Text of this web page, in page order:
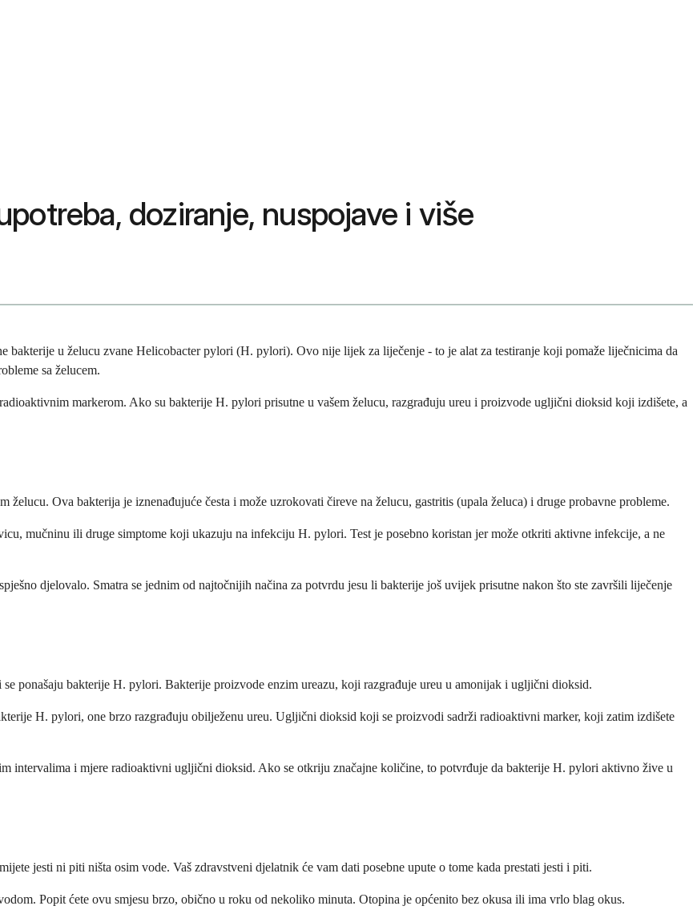
doziranje, nuspojave i više
u želucu zvane Helicobacter pylori (H. pylori). Ovo nije lijek za liječenje - to je alat za testiranje koji pomaže liječnicima da
sa želucem.
markerom. Ako su bakterije H. pylori prisutne u vašem želucu, razgrađuju ureu i proizvode ugljični dioksid koji izdišete, a
Ova bakterija je iznenađujuće česta i može uzrokovati čireve na želucu, gastritis (upala želuca) i druge probavne probleme.
mučninu ili druge simptome koji ukazuju na infekciju H. pylori. Test je posebno koristan jer može otkriti aktivne infekcije, a ne
djelovalo. Smatra se jednim od najtočnijih načina za potvrdu jesu li bakterije još uvijek prisutne nakon što ste završili liječenje
ponašaju bakterije H. pylori. Bakterije proizvode enzim ureazu, koji razgrađuje ureu u amonijak i ugljični dioksid.
H. pylori, one brzo razgrađuju obilježenu ureu. Ugljični dioksid koji se proizvodi sadrži radioaktivni marker, koji zatim izdišete
intervalima i mjere radioaktivni ugljični dioksid. Ako se otkriju značajne količine, to potvrđuje da bakterije H. pylori aktivno žive u
jesti ni piti ništa osim vode. Vaš zdravstveni djelatnik će vam dati posebne upute o tome kada prestati jesti i piti.
Popit ćete ovu smjesu brzo, obično u roku od nekoliko minuta. Otopina je općenito bez okusa ili ima vrlo blag okus.